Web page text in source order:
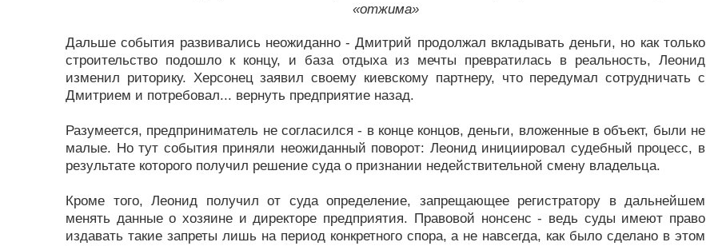
«отжима»
Дальше события развивались неожиданно - Дмитрий продолжал вкладывать деньги, но как только
строительство подошло к концу, и база отдыха из мечты превратилась в реальность, Леонид
изменил риторику. Херсонец заявил своему киевскому партнеру, что передумал сотрудничать с
Дмитрием и потребовал... вернуть предприятие назад.
Разумеется, предприниматель не согласился - в конце концов, деньги, вложенные в объект, были не
малые. Но тут события приняли неожиданный поворот: Леонид инициировал судебный процесс, в
результате которого получил решение суда о признании недействительной смену владельца.
Кроме того, Леонид получил от суда определение, запрещающее регистратору в дальнейшем
менять данные о хозяине и директоре предприятия. Правовой нонсенс - ведь суды имеют право
издавать такие запреты лишь на период конкретного спора, а не навсегда, как было сделано в этом